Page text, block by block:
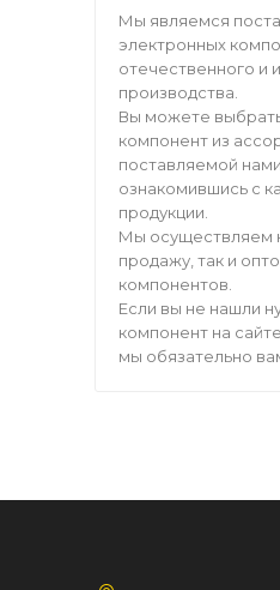
Мы являемся
электронных
отечественного и
производства.
Вы можете
компонент из
поставляемой
ознакомившись с
продукции.
Мы осуществляем
продажу, так и
компонентов.
Если вы не нашли
компонент на
мы обязательно